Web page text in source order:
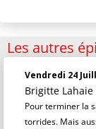
Les autres
Vendredi 24
Brigitte Lahaie
Pour terminer la
torrides. Mais